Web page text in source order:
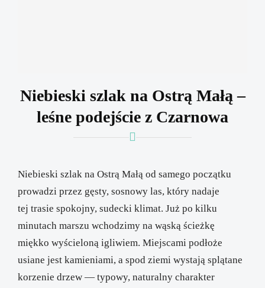
Niebieski szlak na Ostrą Małą –
leśne podejście z Czarnowa
Niebieski szlak na Ostrą Małą od samego początku
prowadzi przez gęsty, sosnowy las, który nadaje
tej trasie spokojny, sudecki klimat. Już po kilku
minutach marszu wchodzimy na wąską ścieżkę
miękko wyścieloną igliwiem. Miejscami podłoże
usiane jest kamieniami, a spod ziemi wystają splątane
korzenie drzew — typowy, naturalny charakter